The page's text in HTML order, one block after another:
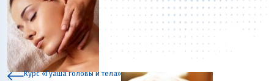
Курс «Гуаша головы и тела»